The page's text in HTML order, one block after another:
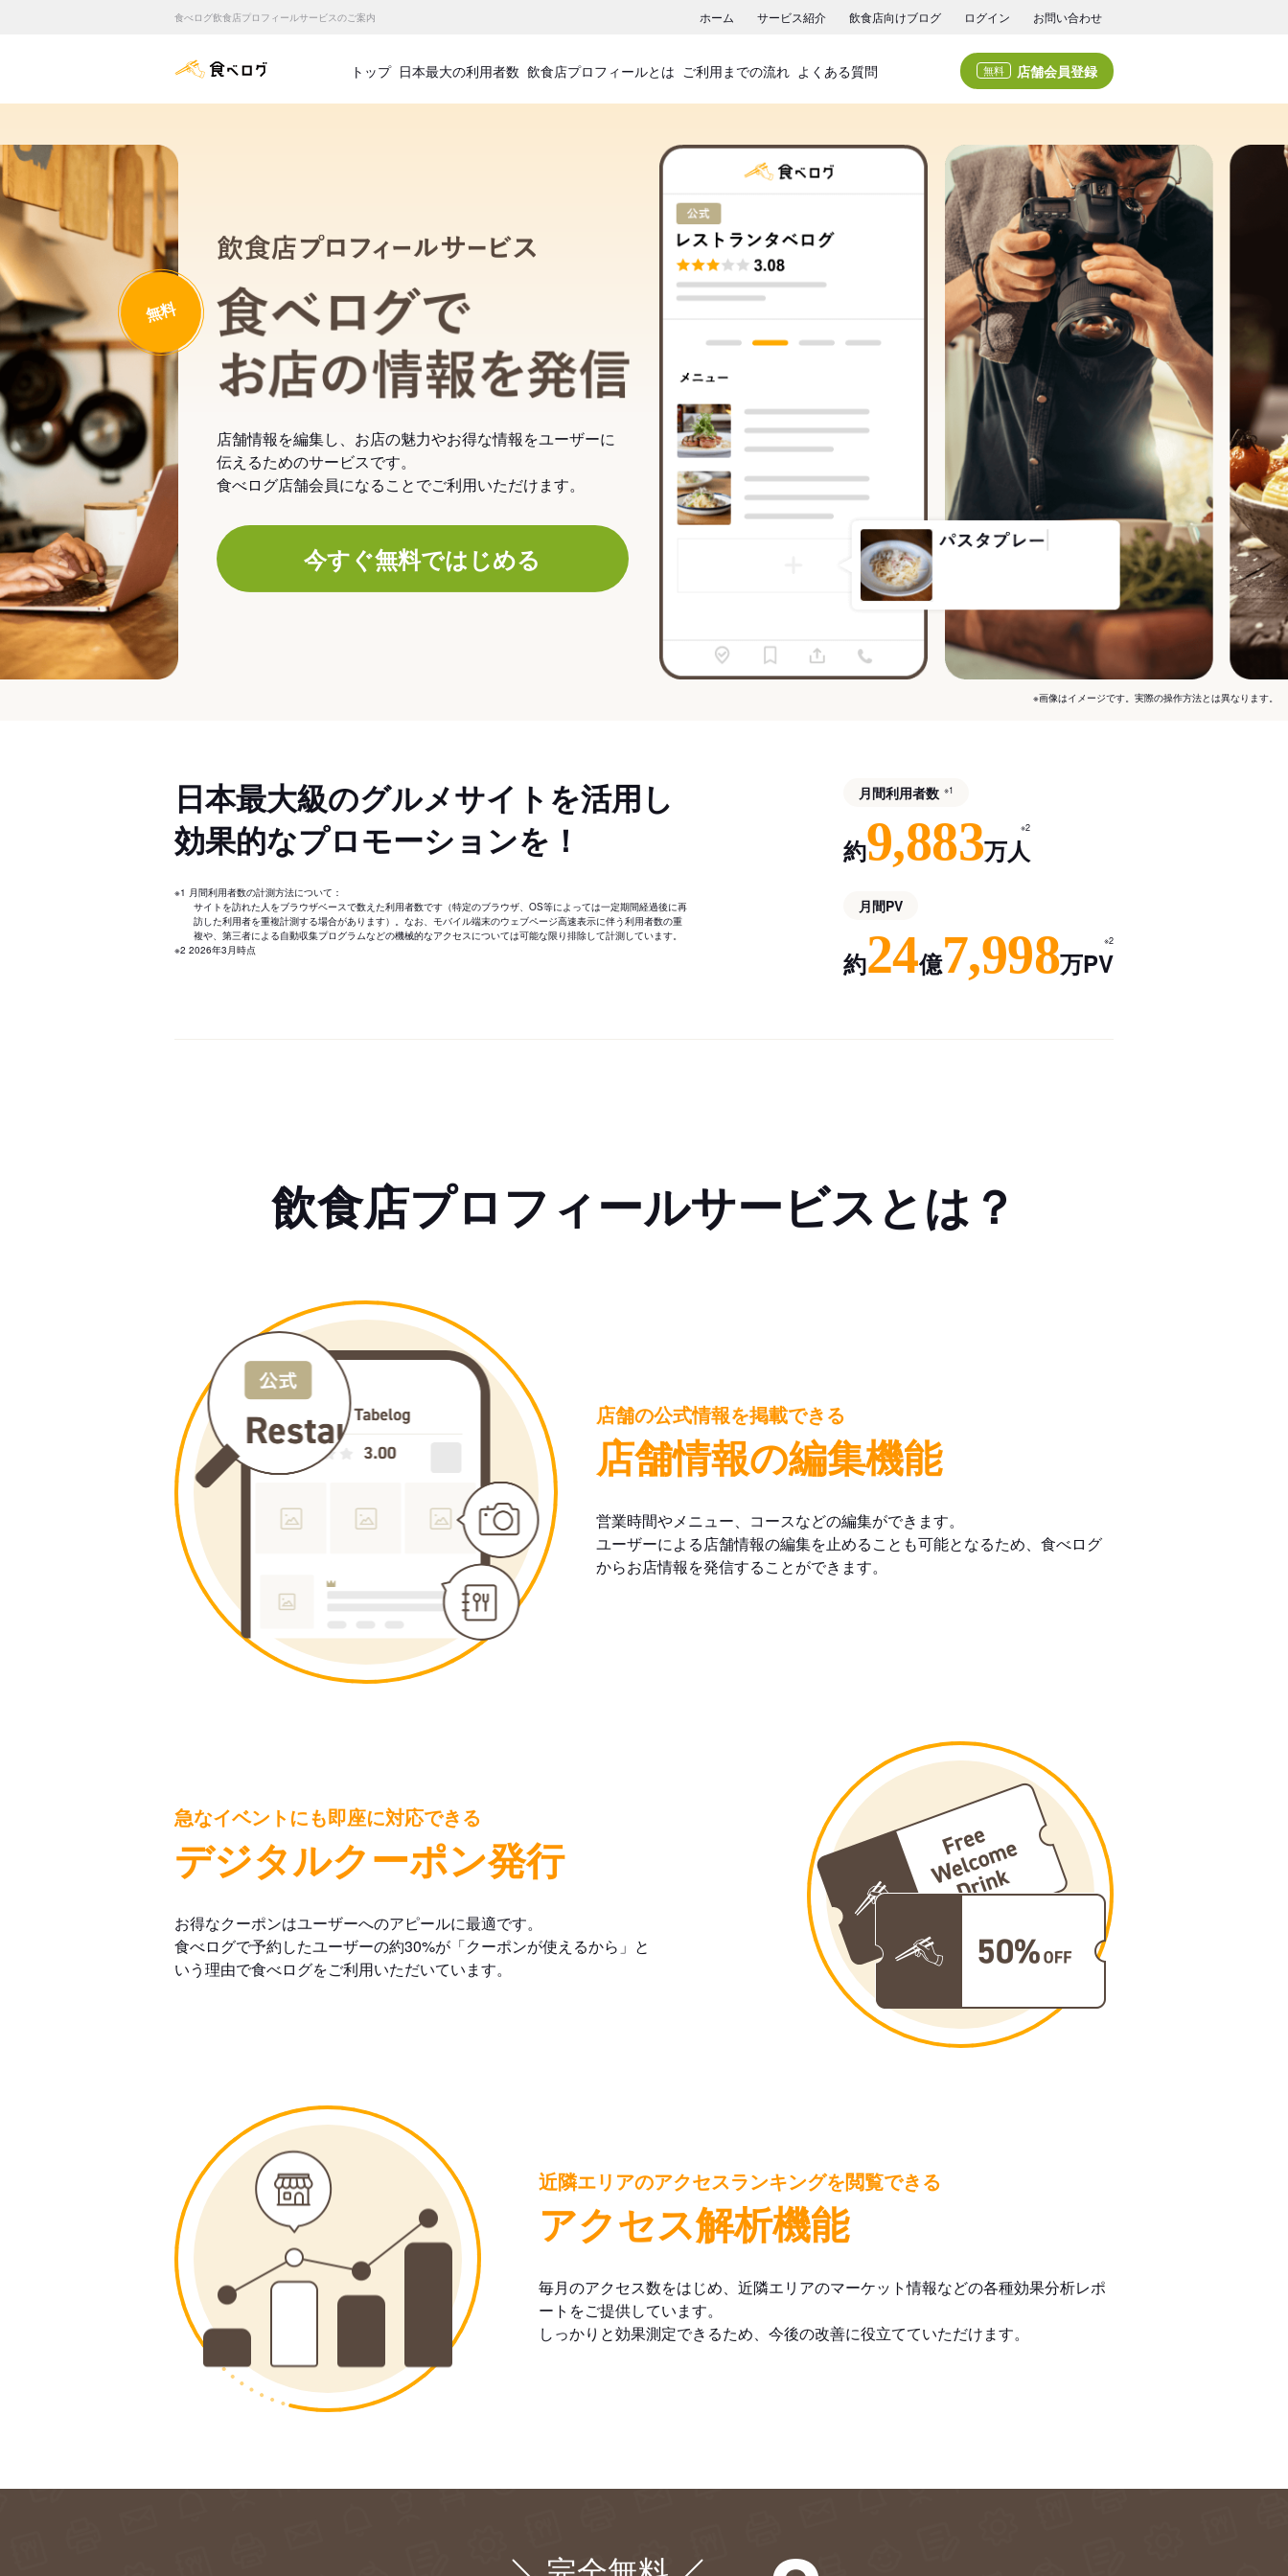
食べログ飲食店プロフィールサービスのご案内 ホーム サービス紹介 飲食店向けブログ ログイン お問い合わせ
食べログ店舗管理画面
トップ 日本最大の利用者数 飲食店プロフィールとは ご利用までの流れ よくある質問 無料 店舗会員登録
飲食店プロフィールサービス
食べログでお店の情報を発信
無料
店舗情報を編集し、お店の魅力やお得な情報をユーザーに
伝えるためのサービスです。
食べログ店舗会員になることでご利用いただけます。
今すぐ無料ではじめる
※画像はイメージです。実際の操作方法とは異なります。
日本最大級のグルメサイトを活用し
効果的なプロモーションを！
※1 月間利用者数の計測方法について：
サイトを訪れた人をブラウザベースで数えた利用者数です（特定のブラウザ、OS等によっては一定期間経過後に再
訪した利用者を重複計測する場合があります）。なお、モバイル端末のウェブページ高速表示に伴う利用者数の重
複や、第三者による自動収集プログラムなどの機械的なアクセスについては可能な限り排除して計測しています。
※2 2026年3月時点
月間利用者数 ※1
約9,883万人
※2
月間PV
約24億7,998万PV
※2
飲食店プロフィールサービスとは？
店舗の公式情報を掲載できる
店舗情報の編集機能
営業時間やメニュー、コースなどの編集ができます。
ユーザーによる店舗情報の編集を止めることも可能となるため、食べログ
からお店情報を発信することができます。
急なイベントにも即座に対応できる
デジタルクーポン発行
お得なクーポンはユーザーへのアピールに最適です。
食べログで予約したユーザーの約30%が「クーポンが使えるから」と
いう理由で食べログをご利用いただいています。
近隣エリアのアクセスランキングを閲覧できる
アクセス解析機能
毎月のアクセス数をはじめ、近隣エリアのマーケット情報などの各種効果分析レポ
ートをご提供しています。
しっかりと効果測定できるため、今後の改善に役立てていただけます。